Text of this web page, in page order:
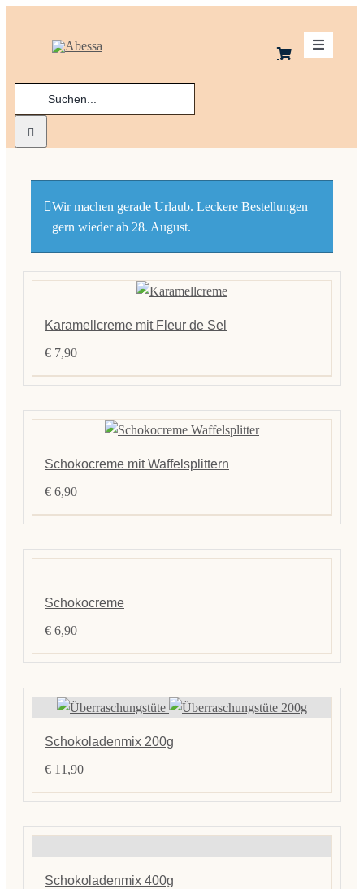
Toggle
Kekse
nach:
Wir machen gerade Urlaub. Leckere Bestellungen
gern wieder ab 28. August.
Karamellcreme mit Fleur de Sel
€ 7,90
Schokocreme mit Waffelsplittern
€ 6,90
Schokocreme
€ 6,90
Schokoladenmix 200g
€ 11,90
Schokoladenmix 400g